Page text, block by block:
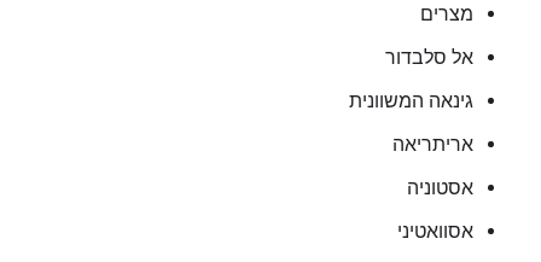
מצרים
אל סלבדור
גינאה המשוונית
אריתריאה
אסטוניה
אסוואטיני